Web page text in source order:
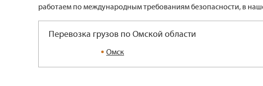
работаем по международным требованиям безопасности, в
Перевозка грузов по Омской области
Омск